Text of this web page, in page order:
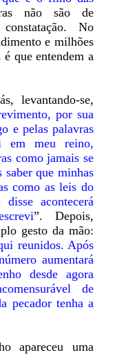
não são de
No
e milhões
que entendem a
levantando-se,
por sua
e pelas palavras
em meu reino,
como jamais se
que minhas
como as leis do
acontecerá
”. Depois,
gesto da mão:
reunidos. Após
aumentará
desde agora
de
pecador tenha a
apareceu uma